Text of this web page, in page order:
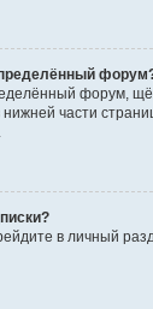
форум,
части
в личный